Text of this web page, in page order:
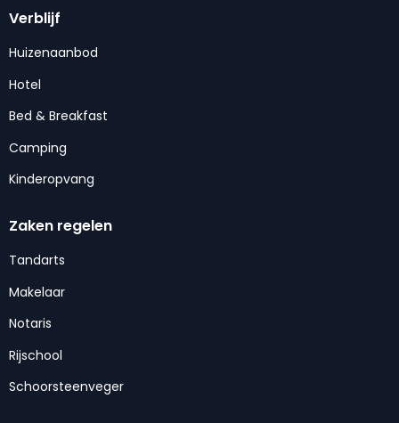
Verblijf
Huizenaanbod
Hotel
Bed & Breakfast
Camping
Kinderopvang
Zaken regelen
Tandarts
Makelaar
Notaris
Rijschool
Schoorsteenveger